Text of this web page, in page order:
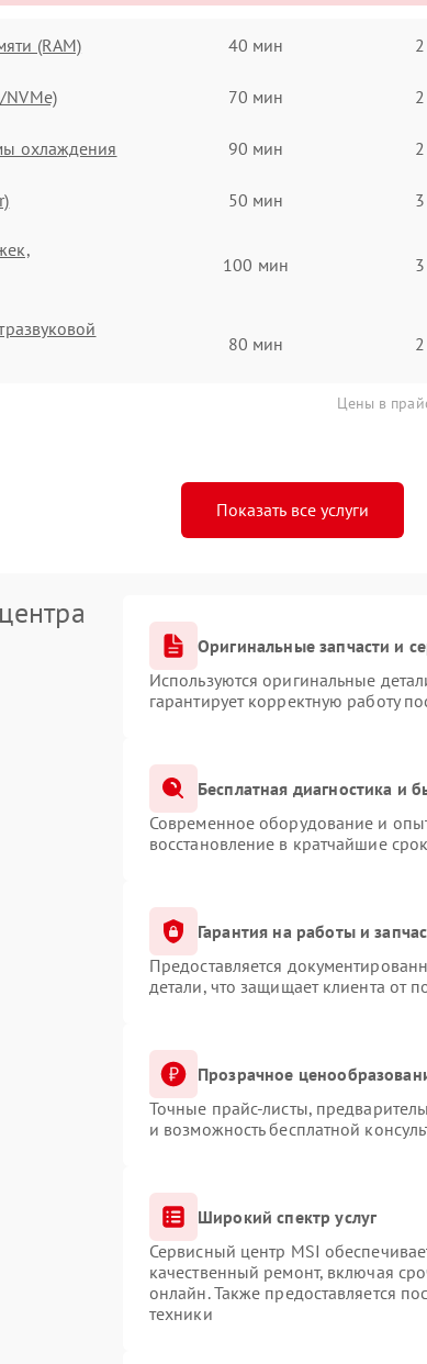
(RAM) 40 мин
NVMe) 70 мин
охлаждения 90 мин
50 мин
100 мин
80 мин
Цены в
Показать все услуги
Оригинальные запчасти и
Используются оригинальные
гарантирует корректную работу
Бесплатная диагностика и
Современное оборудование и
восстановление в кратчайшие
Гарантия на работы и
Предоставляется
детали, что защищает клиента от
Прозрачное
Точные прайс-листы,
и возможность бесплатной
Широкий спектр услуг
Сервисный центр MSI
качественный ремонт, включая
онлайн. Также предоставляется
техники